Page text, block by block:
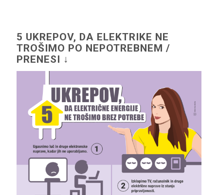
5 UKREPOV, DA ELEKTRIKE NE
TROŠIMO PO NEPOTREBNEM /
PRENESI ↓